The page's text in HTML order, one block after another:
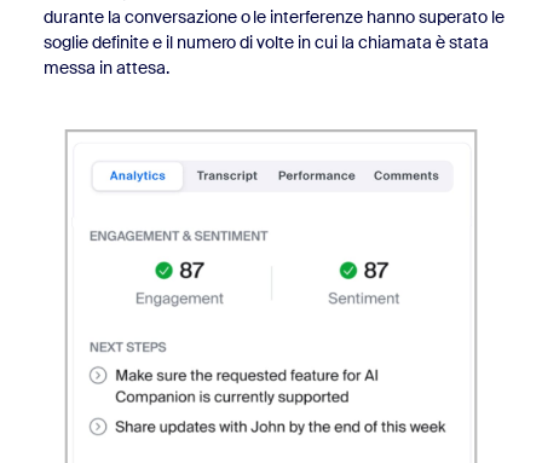
durante la conversazione o le interferenze hanno superato le
soglie definite e il numero di volte in cui la chiamata è stata
messa in attesa.